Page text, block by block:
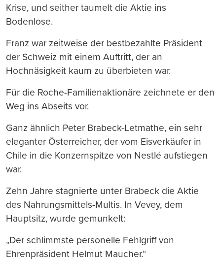
Krise, und seither taumelt die Aktie ins
Bodenlose.
Franz war zeitweise der bestbezahlte Präsident
der Schweiz mit einem Auftritt, der an
Hochnäsigkeit kaum zu überbieten war.
Für die Roche-Familienaktionäre zeichnete er den
Weg ins Abseits vor.
Ganz ähnlich Peter Brabeck-Letmathe, ein sehr
eleganter Österreicher, der vom Eisverkäufer in
Chile in die Konzernspitze von Nestlé aufstiegen
war.
Zehn Jahre stagnierte unter Brabeck die Aktie
des Nahrungsmittels-Multis. In Vevey, dem
Hauptsitz, wurde gemunkelt:
„Der schlimmste personelle Fehlgriff von
Ehrenpräsident Helmut Maucher.“